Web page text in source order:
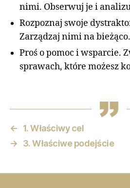
nimi. Obserwuj je i
Rozpoznaj swoje
Zarządzaj nimi na bieżąco.
Proś o pomoc i wsparcie.
sprawach, które możesz
←
1. Właściwy cel
→
3. Właściwe podejście